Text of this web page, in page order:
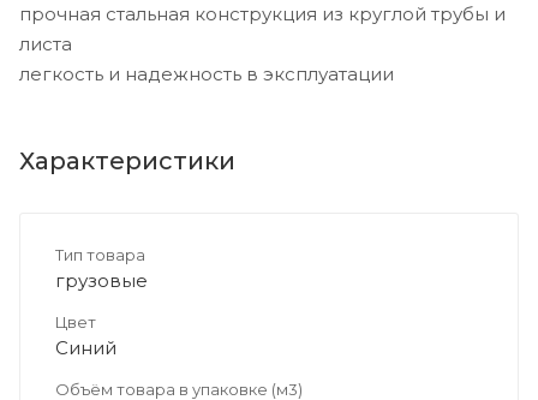
прочная стальная конструкция из круглой трубы и
листа
легкость и надежность в эксплуатации
Характеристики
Тип товара
грузовые
Цвет
Синий
Объём товара в упаковке (м3)